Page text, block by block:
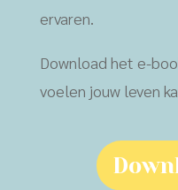
ervaren.
Download het e-
voelen jouw leven